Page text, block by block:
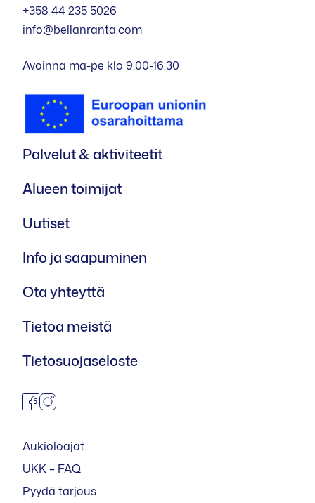
+358 44 235 5026
info@bellanranta.com
Avoinna ma-pe klo 9.00-16.30
Palvelut & aktiviteetit
Alueen toimijat
Uutiset
Info ja saapuminen
Ota yhteyttä
Tietoa meistä
Tietosuojaseloste
facebook
instagram
Aukioloajat
UKK – FAQ
Pyydä tarjous